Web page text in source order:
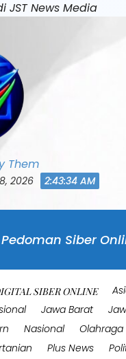
News MediaSkip
Them
2026 2:43:37 AM
Pedoman Siber
SIBER ONLINE
Jawa Barat
Nasional Olahraga
Plus News